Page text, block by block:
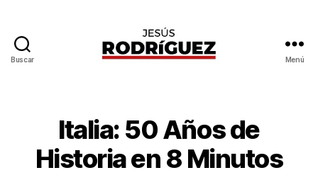
Buscar Menú
CategoríasItalia: 50 Años de
Historia en 8 Minutos
J
e
s